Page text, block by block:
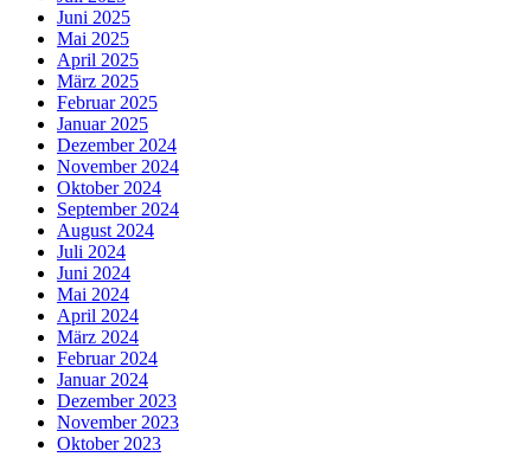
Juni 2025
Mai 2025
April 2025
März 2025
Februar 2025
Januar 2025
Dezember 2024
November 2024
Oktober 2024
September 2024
August 2024
Juli 2024
Juni 2024
Mai 2024
April 2024
März 2024
Februar 2024
Januar 2024
Dezember 2023
November 2023
Oktober 2023